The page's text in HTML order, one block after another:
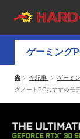
ゲーミング
全記事 ゲーミ
グノートPCおすすめモ